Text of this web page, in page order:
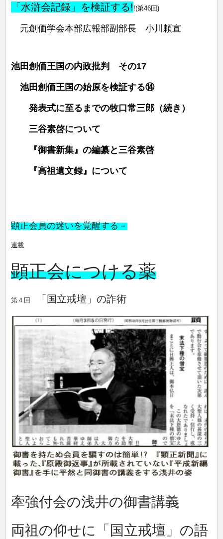
「水滸会記録」を検証する! !(第46回)
元創価学会本部広報部副部長 小川頼宣
池田創価王国の内政批判 その17
池田創価王国の始原を検証する⑭
発表式に至るまでの牧口常三郎（続き）
三谷素啓について
『御書新集』の編纂と三谷素啓
『高祖遺文録』について
顕正会員の迷いを覚醒する－
連載
顕正会につける薬
第４回 「国立戒壇」の詐術
牽強付会の浅井の御書講義
両祖の仰せに「国立戒壇」の語